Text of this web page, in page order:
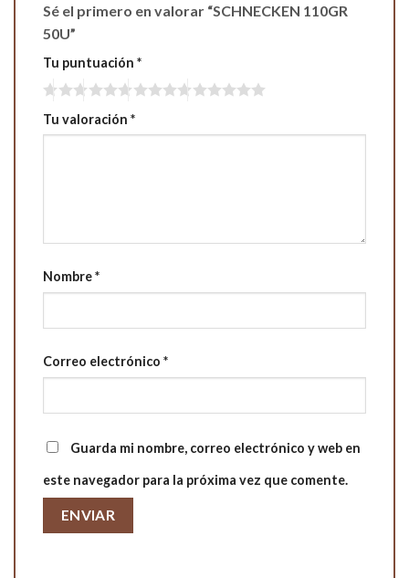
Sé el primero en valorar “SCHNECKEN 110GR
50U”
Tu puntuación *
Tu valoración *
Nombre*
Correo electrónico *
Guarda mi nombre, correo electrónico y web en
este navegador para la próxima vez que comente.